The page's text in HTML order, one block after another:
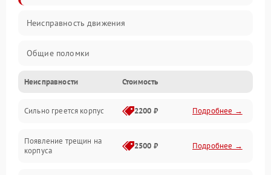
Неисправность движения
Общие поломки
Неисправность датчиков
Неисправность программного обеспечения
Проблемы с сигналом
Неисправности Стоимость
Сильно греется корпус 2200 ₽ Подробнее →
Появление трещин на
корпуса
2500 ₽ Подробнее →